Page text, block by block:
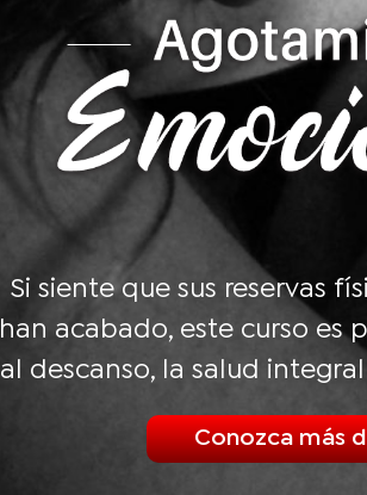
Si siente que sus reservas
han acabado, este curso es
al descanso, la salud
Conozca más